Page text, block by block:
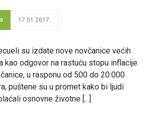
17.01.2017.
su izdate nove novčanice većih
kao odgovor na rastuću stopu inflacije.
u rasponu od 500 do 20.000
puštene su u promet kako bi ljudi
osnovne životne [...]